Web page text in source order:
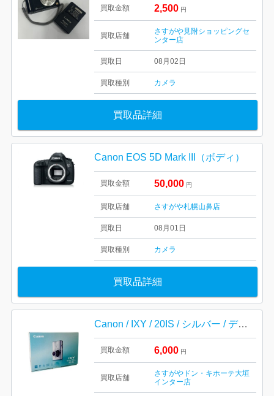
買取金額 2,500 円
買取店舗
さすがや見附ショッピングセ
ンター店
買取日 08月02日
買取種別 カメラ
買取品詳細
Canon EOS 5D Mark III（ボディ）
買取金額 50,000 円
買取店舗 さすがや札幌山鼻店
買取日 08月01日
買取種別 カメラ
買取品詳細
Canon / IXY / 20IS / シルバー / デジカメ / キャノン / コンパクトカメラ
買取金額 6,000 円
買取店舗
さすがやドン・キホーテ大垣
インター店